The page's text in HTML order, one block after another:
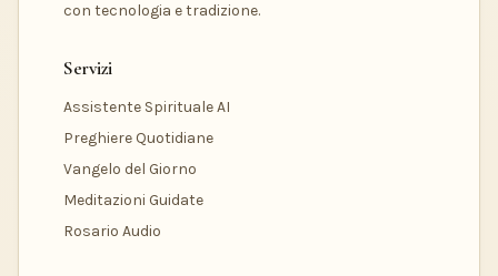
con tecnologia e tradizione.
Servizi
Assistente Spirituale AI
Preghiere Quotidiane
Vangelo del Giorno
Meditazioni Guidate
Rosario Audio